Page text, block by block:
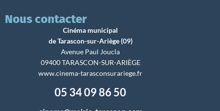
Nous contacter
Cinéma municipal
de Tarascon-sur-Ariège (09)
Avenue Paul Joucla
09400 TARASCON-SUR-ARIÈGE
www.cinema-tarasconsurariege.fr
05 34 09 86 50